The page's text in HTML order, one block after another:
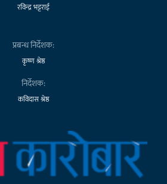
रविन्द्र भट्टराई
प्रबन्ध निर्देशक:
कृष्ण श्रेष्ठ
निर्देशक:
कविदास श्रेष्ठ